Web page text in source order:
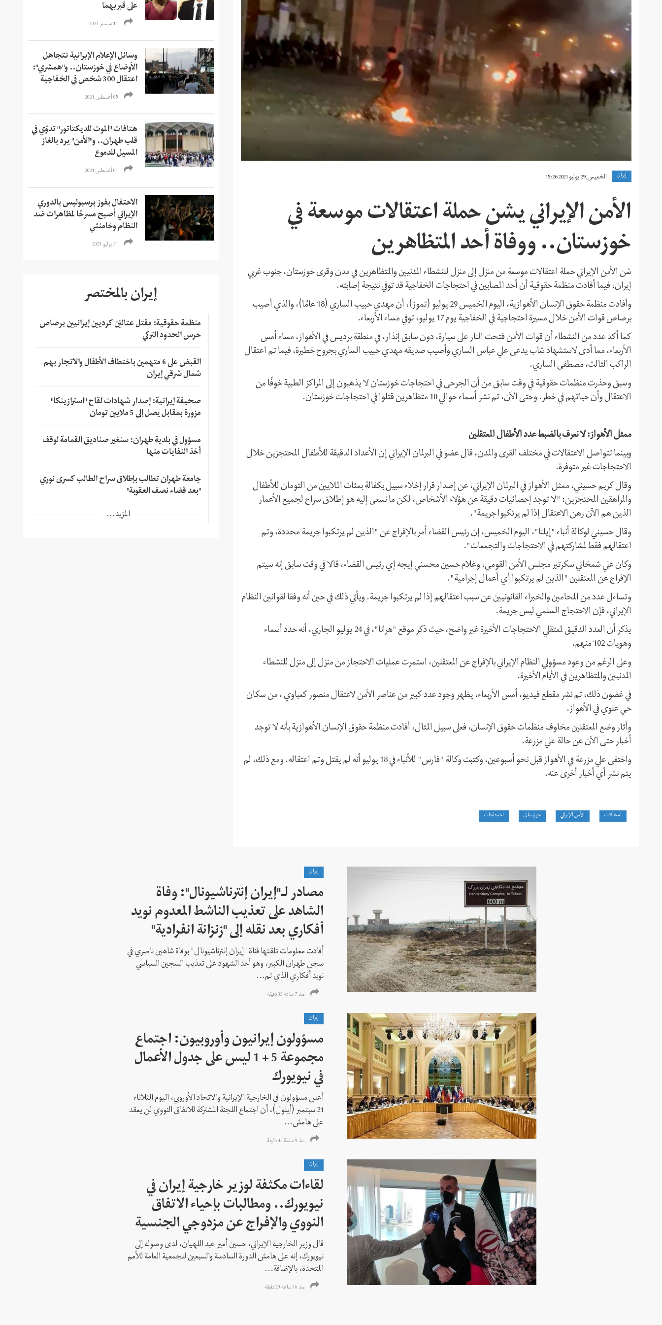
إيران الخميس, 29 يوليو 2021 15:26
الأمن الإيراني يشن حملة اعتقالات موسعة في
خوزستان.. ووفاة أحد المتظاهرين
شن الأمن الإيراني حملة اعتقالات موسعة من منزل إلى منزل للنشطاء المدنيين والمتظاهرين في مدن وقرى خوزستان، جنوب غربي
إيران، فيما أفادت منظمة حقوقية أن أحد المصابين في احتجاجات الخفاجية قد توفي نتيجة إصابته.
وأفادت منظمة حقوق الإنسان الأهوازية، اليوم الخميس 29 يوليو (تموز)، أن مهدي حبيب الساري (18 عامًا)، والذي أصيب
برصاص قوات الأمن خلال مسيرة احتجاجية في الخفاجية يوم 17 يوليو، توفي مساء الأربعاء.
كما أكد عدد من النشطاء أن قوات الأمن فتحت النار على سيارة، دون سابق إنذار، في منطقة برديس في الأهواز، مساء أمس
الأربعاء، مما أدى لاستشهاد شاب يدعى علي عباس الساري وأصيب صديقه مهدي حبيب الساري بجروح خطيرة، فيما تم اعتقال
الراكب الثالث، مصطفى الساري.
وسبق وحذرت منظمات حقوقية في وقت سابق من أن الجرحى في احتجاجات خوزستان لا يذهبون إلى المراكز الطبية خوفًا من
الاعتقال وأن حياتهم في خطر. وحتى الآن، تم نشر أسماء حوالي 10 متظاهرين قتلوا في احتجاجات خوزستان.
ممثل الأهواز: لا نعرف بالضبط عدد الأطفال المعتقلين
وبينما تتواصل الاعتقالات في مختلف القرى والمدن، قال عضو في البرلمان الإيراني إن الأعداد الدقيقة للأطفال المحتجزين خلال
الاحتجاجات غير متوفرة.
وقال كريم حسيني، ممثل الأهواز في البرلمان الإيراني، عن إصدار قرار إخلاء سبيل بكفالة بمئات الملايين من التومان للأطفال
والمراهقين المحتجزين: "لا توجد إحصائيات دقيقة عن هؤلاء الأشخاص، لكن ما نسعى إليه هو إطلاق سراح لجميع الأعمار
الذين هم الآن رهن الاعتقال إذا لم يرتكبوا جريمة".
وقال حسيني لوكالة أنباء "إيلنا"، اليوم الخميس، إن رئيس القضاء أمر بالإفراج عن "الذين لم يرتكبوا جريمة محددة، وتم
اعتقالهم فقط لمشاركتهم في الاحتجاجات والتجمعات".
وكان علي شمخاني سكرتير مجلس الأمن القومي، وغلام حسين محسني إيجه إي رئيس القضاء، قالا في وقت سابق إنه سيتم
الإفراج عن المعتقلين "الذين لم يرتكبوا أي أعمال إجرامية".
وتساءل عدد من المحامين والخبراء القانونيين عن سبب اعتقالهم إذا لم يرتكبوا جريمة. ويأتي ذلك في حين أنه وفقا لقوانين النظام
الإيراني، فإن الاحتجاج السلمي ليس جريمة.
يذكر أن العدد الدقيق لمعتقلي الاحتجاجات الأخيرة غير واضح، حيث ذكر موقع "هرانا"، في 24 يوليو الجاري، أنه حدد أسماء
وهويات 102 منهم.
وعلى الرغم من وعود مسؤولي النظام الإيراني بالإفراج عن المعتقلين، استمرت عمليات الاحتجاز من منزل إلى منزل للنشطاء
المدنيين والمتظاهرين في الأيام الأخيرة.
في غضون ذلك، تم نشر مقطع فيديو، أمس الأربعاء، يظهر وجود عدد كبير من عناصر الأمن لاعتقال منصور كعباوي ، من سكان
حي علوي في الأهواز.
وأثار وضع المعتقلين مخاوف منظمات حقوق الإنسان، فعلى سبيل المثال، أفادت منظمة حقوق الإنسان الأهوازية بأنه لا توجد
أخبار حتى الآن عن حالة علي مزرعة.
واختفى علي مزرعة في الأهواز قبل نحو أسبوعين، وكتبت وكالة "فارس" للأنباء في 18 يوليو أنه لم يقتل وتم اعتقاله. ومع ذلك، لم
يتم نشر أي أخبار أخرى عنه.
اعتقالات الأمن الإيراني خوزستان احتجاجات
على قبريهما
11 سبتمبر 2021
وسائل الإعلام الإيرانية تتجاهل
الأوضاع في خوزستان.. و"همشري":
اعتقال 300 شخص في الخفاجية
05 أغسطس 2021
هتافات "الموت للديكتاتور" تدوّي في
قلب طهران.. و"الأمن" يرد بالغاز
المسيل للدموع
01 أغسطس 2021
الاحتفال بفوز برسبوليس بالدوري
الإيراني أصبح مسرحًا لمظاهرات ضد
النظام وخامنئي
31 يوليو 2021
إيران بالمختصر
منظمة حقوقية: مقتل عتاليْن كرديين إيرانيين برصاص
حرس الحدود التركي
القبض على 6 متهمين باختطاف الأطفال والاتجار بهم
شمال شرقي إيران
صحيفة إيرانية: إصدار شهادات لقاح "استرازينكا"
مزورة بمقابل يصل إلى 5 ملايين تومان
مسؤول في بلدية طهران: سنغير صناديق القمامة لوقف
أخذ النفايات منها
جامعة طهران تطالب بإطلاق سراح الطالب كسرى نوري
"بعد قضاء نصف العقوبة"
المزيد...
إيران
مصادر لـ"إيران إنترناشيونال": وفاة
الشاهد على تعذيب الناشط المعدوم نويد
أفكاري بعد نقله إلى "زنزانة انفرادية"
أفادت معلومات تلقتها قناة "إيران إنترناشيونال" بوفاة شاهين ناصري في
سجن طهران الكبير، وهو أحد الشهود على تعذيب السجين السياسي
نويد أفكاري الذي تم...
منذ 7 ساعة 33 دقیقة
إيران
مسؤولون إيرانيون وأوروبيون: اجتماع
مجموعة 5 + 1 ليس على جدول الأعمال
في نيويورك
أعلن مسؤولون في الخارجية الإيرانية والاتحاد الأوروبي، اليوم الثلاثاء
21 سبتمبر (أيلول)، أن اجتماع اللجنة المشتركة للاتفاق النووي لن يعقد
على هامش...
منذ 9 ساعة 45 دقیقة
إيران
لقاءات مكثفة لوزير خارجية إيران في
نيويورك.. ومطالبات بإحياء الاتفاق
النووي والإفراج عن مزدوجي الجنسية
قال وزير الخارجية الإيراني، حسين أمير عبد اللهيان، لدى وصوله إلى
نيويورك، إنه على هامش الدورة السادسة والسبعين للجمعية العامة للأمم
المتحدة، بالإضافة...
منذ 16 ساعة 29 دقیقة